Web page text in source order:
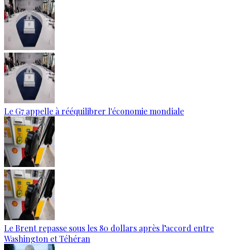
Le G7 appelle à rééquilibrer l'économie mondiale
Le Brent repasse sous les 80 dollars après l’accord entre
Washington et Téhéran